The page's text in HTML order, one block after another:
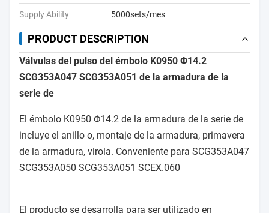
Supply Ability 5000sets/mes
PRODUCT DESCRIPTION
Válvulas del pulso del émbolo K0950 Φ14.2
SCG353A047 SCG353A051 de la armadura de la
serie de
El émbolo K0950 Φ14.2 de la armadura de la serie de
incluye el anillo o, montaje de la armadura, primavera
de la armadura, virola. Conveniente para SCG353A047
SCG353A050 SCG353A051 SCEX.060
El producto se desarrolla para ser utilizado en